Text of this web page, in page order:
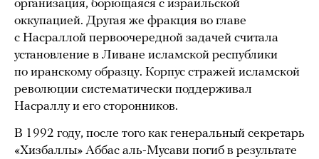
организация, борющаяся с израильской
оккупацией. Другая же фракция во главе
с Насраллой первоочередной задачей считала
установление в Ливане исламской республики
по иранскому образцу. Корпус стражей исламской
революции систематически поддерживал
Насраллу и его сторонников.
В 1992 году, после того как генеральный секретарь
«Хизбаллы» Аббас аль-Мусави погиб в результате